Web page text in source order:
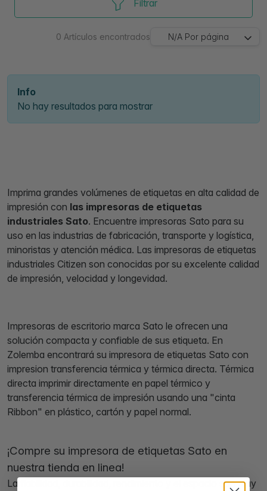
Filtrar
0 Artículos encontrados N/A Por página
Info
No hay resultados para mostrar
Imprima grandes volúmenes de etiquetas en alta calidad de
impresión con las impresoras de etiquetas
industriales Sato. Encuentre impresoras Sato para su
uso en las industrias de fabricación, transporte y logística,
minoristas y atención médica. Las impresoras de etiquetas
industriales Citizen son conocidas por su excelente calidad
de impresión, velocidad y longevidad.
Impresoras de escritorio marca Sato le ofrecen una
solución compacta y confiable de sus etiqueta. En
Zolemba encontrará su impresora de etiquetas Sato con
impresion transferencia térmica y térmica directa. Térmica
directa imprimir directamente en papel térmico y
transferencia térmica de impresión usando una "cinta
Ribbon" en plástico, cartón y papel normal.
¡Compre su impresora de etiquetas Sato en
nuestra tienda en linea!
La fiabilidad, durabilidad, rendimiento y el espacio son muy